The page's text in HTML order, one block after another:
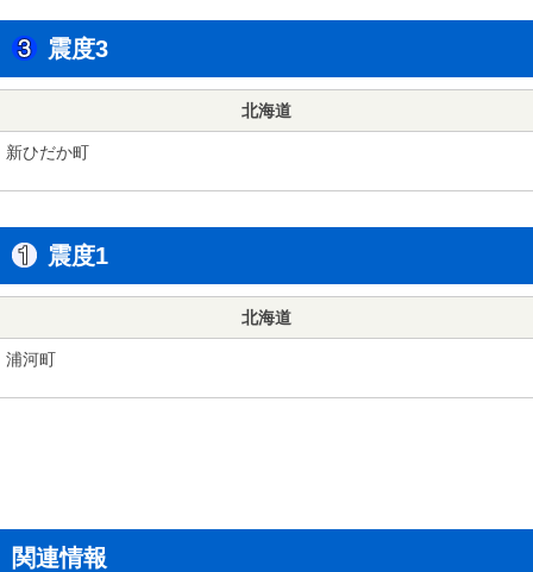
震度3
北海道
新ひだか町
震度1
北海道
浦河町
関連情報